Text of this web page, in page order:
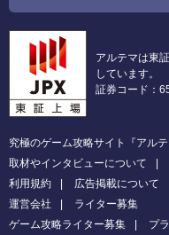
アルテマは東
しています。
証券コード：
究極のゲーム攻略サイト『アルテ
取材やインタビューについて
利用規約
広告掲載について
運営会社
ライター募集
ゲーム攻略ライター募集
プ